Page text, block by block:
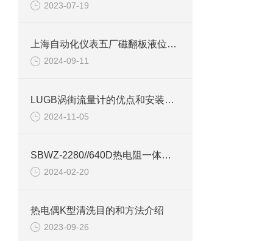
2023-07-19
上海自动化仪表五厂磁翻板液位计检查装置
2024-09-11
LUGB涡街流量计的优点和安装注意事项说明
2024-11-05
SBWZ-2280//640D热电阻一体化变送器产品介绍
2024-02-20
热电偶K型清洗目的和方法介绍
2023-09-26